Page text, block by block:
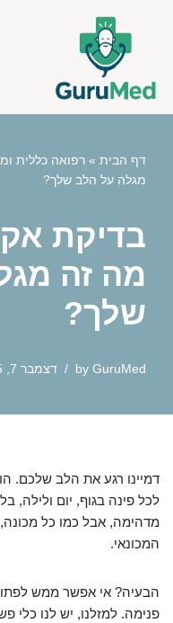
content
דף הבית » רפואה כללית
מגלה על הלב שלך?
בדיקת
מה זה
שלך?
by GuruMed דצמבר 7, 2025
דמיינו רגע את הלב שלכם.
לכל פינה בגוף, יום ולילה,
מדהימה, אבל כמו כל
המכונאי.
הבעיה? אי אפשר ממש
פנימה. למזלנו, יש לנו כלי